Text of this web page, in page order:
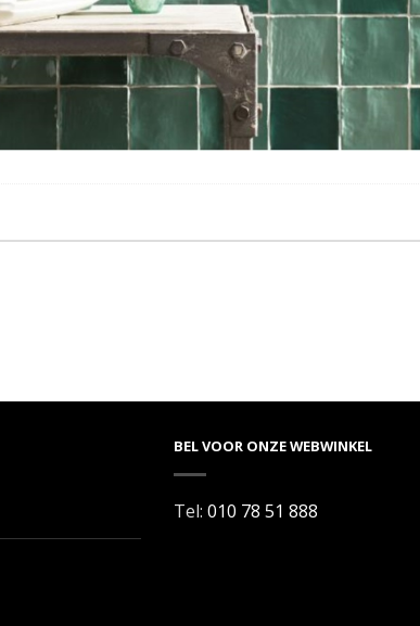
BEL VOOR ONZE WEBWINKEL
Tel: 010 78 51 888